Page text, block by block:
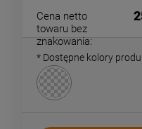
Cena netto
towaru bez
znakowania:
* Dostępne kolory